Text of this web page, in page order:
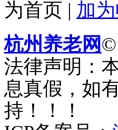
为首页 | 加
杭州养老网©
法律声明：
息真假，如
持！！！